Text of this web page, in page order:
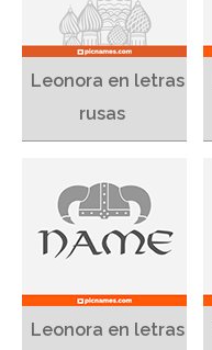
Leonora en letras
rusas
Leonora en letras